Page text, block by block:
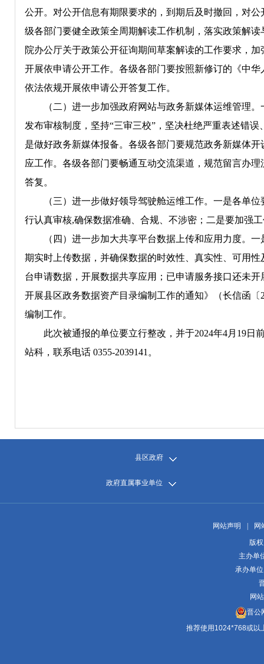
公开。对公开信息有期限要求的，到期后及时撤回，对
级各部门要健全政策全周期解读工作机制，落实政策解
院办公厅关于政策公开征询期间草案解读的工作要求，
开展依申请公开工作。各级各部门要按照新修订的《中
依法依规开展依申请公开答复工作。
（二）进一步加强政府网站与政务新媒体运维管理
发布审核制度，坚持“三审三校”，坚决杜绝严重表述错
是做好政务新媒体报备。各级各部门要规范政务新媒体
应工作。各级各部门要畅通互动交流渠道，规范留言办
答复。
（三）进一步做好领导驾驶舱运维工作。一是各单
行认真审核,确保数据准确、合规、不涉密；二是要加强
（四）进一步加大共享平台数据上传和应用力度。
期实时上传数据，并确保数据的时效性、真实性、可用
台申请数据，开展数据共享应用；已申请服务接口还未
开展县区政务数据资产目录编制工作的通知》（长信函
编制工作。
此次被通报的单位要立行整改，并于2024年4月19
站科，联系电话 0355-2039141。
县区政府
政府直属事业单位
网站声明
网
版
主办单
承办单
网
晋公
推荐使用1024*768或以